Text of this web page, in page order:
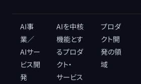
AI事
業／
AIサー
ビス開
発
AIを中核
機能とす
るプロダ
クト・
サービス
プロダ
クト開
発の領
域